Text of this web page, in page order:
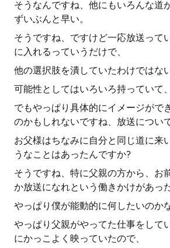
そうなんですね、他にもいろんな道
ずいぶんと早い。
そうですね、ですけど一応放送って
に入れるっていうだけで、
他の選択肢を潰していたわけではな
可能性としてはいろいろ持っていて、
でもやっぱり具体的にイメージがで
のかもしれないですね、放送について
お父様はちなみに自分と同じ道に来
うなことはあったんですか?
そうですね、特に父親の方から、お
か放送になれという働きかけがあっ
やっぱり僕が能動的に何したいのか
やっぱり父親がやってた仕事をして
にかっこよく映っていたので、